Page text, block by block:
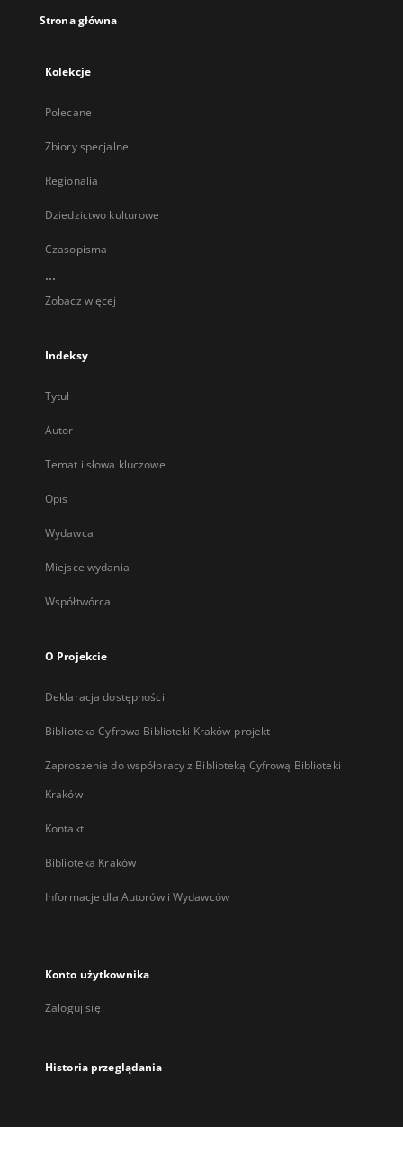
Strona główna
Kolekcje
Polecane
Zbiory specjalne
Regionalia
Dziedzictwo kulturowe
Czasopisma
...
Zobacz więcej
Indeksy
Tytuł
Autor
Temat i słowa kluczowe
Opis
Wydawca
Miejsce wydania
Współtwórca
O Projekcie
Deklaracja dostępności
Biblioteka Cyfrowa Biblioteki Kraków-projekt
Zaproszenie do współpracy z Biblioteką Cyfrową Biblioteki
Kraków
Kontakt
Biblioteka Kraków
Informacje dla Autorów i Wydawców
Konto użytkownika
Zaloguj się
Historia przeglądania